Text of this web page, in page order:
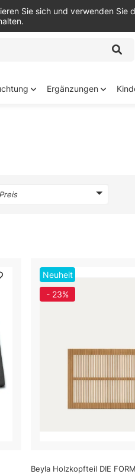
Sie sich und verwenden Sie
Ergänzungen
Preis
Neuheit
- 23%
Beyla Holzkopfteil DIE FORM